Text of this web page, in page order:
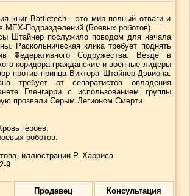
книг Battletech - это мир полный отваги и
МЕХ-Подразделений (Боевых роботов).
Штайнер послужило поводом для начала
Раскольническая клика требует поднять
Федеративного Содружества. Везде в
коридора гражданские и военные лидеры
против принца Виктора Штайнер-Дэвиона.
требует от сепаратистов овладения
Гленгарри с использованием группы
прозвали Серым Легионом Смерти.
героев;
роботов.
иллюстрации Р. Харриса.
9
Продавец Консультация